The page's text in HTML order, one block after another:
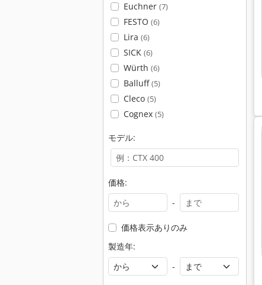
Euchner (7)
FESTO (6)
Lira (6)
SICK (6)
Würth (6)
Balluff(5)
Cleco (5)
Cognex (5)
モデル:
価格:
-
価格表示ありのみ
製造年:
-